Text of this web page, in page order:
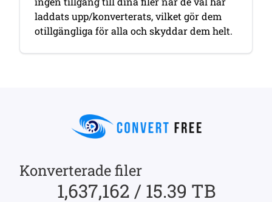
laddats upp/konverterats, vilket gör dem
otillgängliga för alla och skyddar dem helt.
Konverterade filer
1,637,162 / 15.39 TB